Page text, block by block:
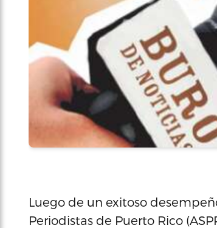
Luego de un exitoso
Periodistas de Puerto Rico